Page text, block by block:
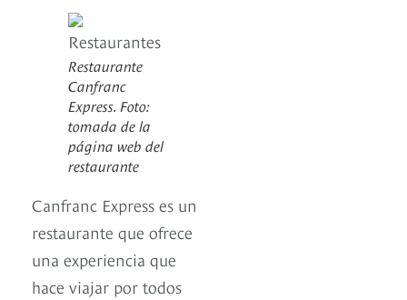
Restaurante
Canfranc
Express. Foto:
tomada de la
página web del
restaurante
Canfranc Express es un
restaurante que ofrece
una experiencia que
hace viajar por todos